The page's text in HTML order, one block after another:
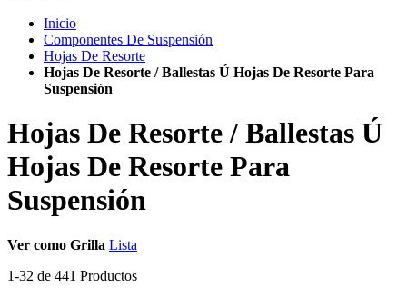
Inicio
Componentes De Suspensión
Hojas De Resorte
Hojas De Resorte / Ballestas Ú Hojas De Resorte Para
Suspensión
Hojas De Resorte / Ballestas Ú
Hojas De Resorte Para
Suspensión
Ver como Grilla Lista
1-32 de 441 Productos